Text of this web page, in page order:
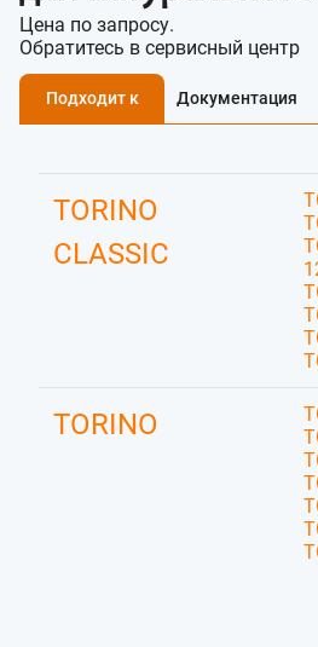
Цена по запросу.
Обратитесь в сервисный центр
Подходит к Документация
TORINO
CLASSIC
TORINO